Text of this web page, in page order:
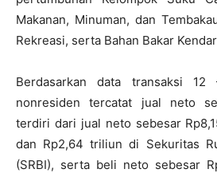
Makanan, Minuman, dan
Rekreasi, serta Bahan Bakar
Berdasarkan data transaksi
nonresiden tercatat jual neto
terdiri dari jual neto sebesar
dan Rp2,64 triliun di Sekuritas
(SRBI), serta beli neto sebesar